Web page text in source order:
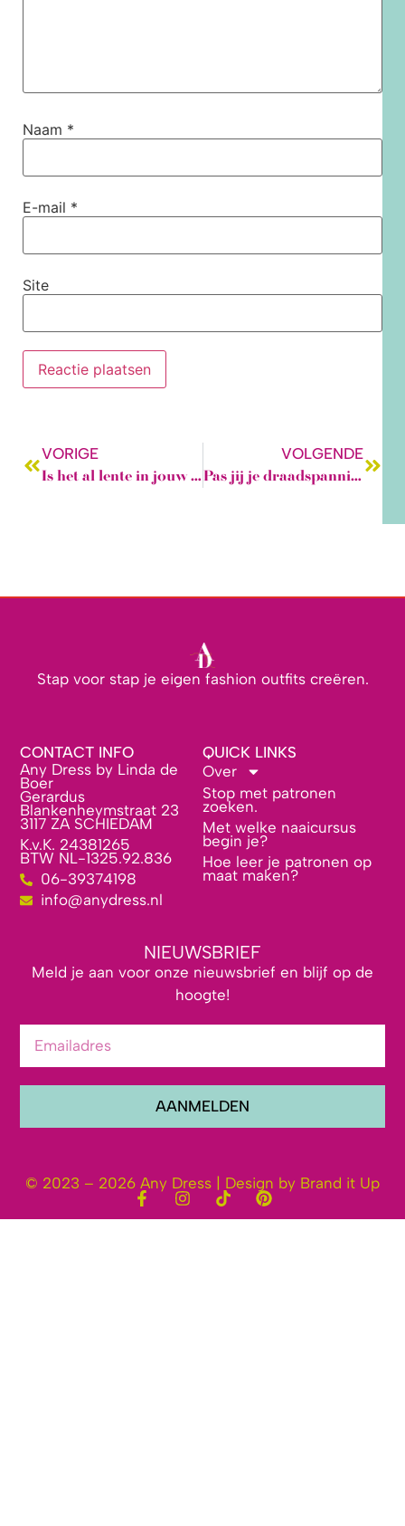
Naam *
E-mail *
Site
VORIGE
Is het al lente in jouw kledingkast?
VOLGENDE
Pas jij je draadspanning aan als je een andere stof gaat naaien?
Stap voor stap je eigen fashion outfits creëren.
CONTACT INFO
Any Dress by Linda de
Boer
Gerardus
Blankenheymstraat 23
3117 ZA SCHIEDAM
K.v.K. 24381265
BTW NL-1325.92.836
06-39374198
info@anydress.nl
QUICK LINKS
Over
Stop met patronen
zoeken.
Met welke naaicursus
begin je?
Hoe leer je patronen op
maat maken?
NIEUWSBRIEF
Meld je aan voor onze nieuwsbrief en blijf op de
hoogte!
AANMELDEN
© 2023 – 2026 Any Dress | Design by Brand it Up